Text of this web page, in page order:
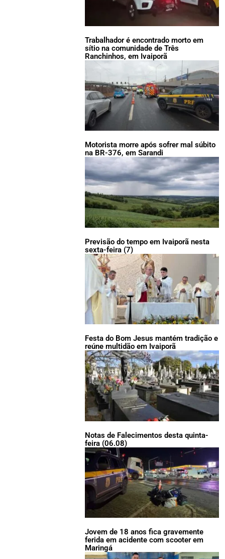
Trabalhador é encontrado morto em
sítio na comunidade de Três
Ranchinhos, em Ivaiporã
Motorista morre após sofrer mal súbito
na BR-376, em Sarandi
Previsão do tempo em Ivaiporã nesta
sexta-feira (7)
Festa do Bom Jesus mantém tradição e
reúne multidão em Ivaiporã
Notas de Falecimentos desta quinta-
feira (06.08)
Jovem de 18 anos fica gravemente
ferida em acidente com scooter em
Maringá